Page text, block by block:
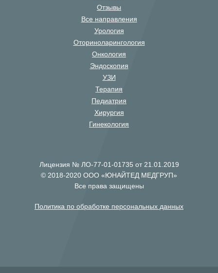
Отзывы
Все направления
Урология
Оториноларингология
Онкология
Эндоскопия
УЗИ
Терапия
Педиатрия
Хирургия
Гинекология
Лицензия № ЛО-77-01-01735 от 21.01.2019
© 2018-2020 ООО «ЮНАЙТЕД МЕДГРУП»
Все права защищены
Политика по обработке персональных данных